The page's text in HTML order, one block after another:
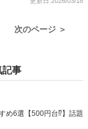
次のページ ＞
記事
め6選【500円台⁉】話題